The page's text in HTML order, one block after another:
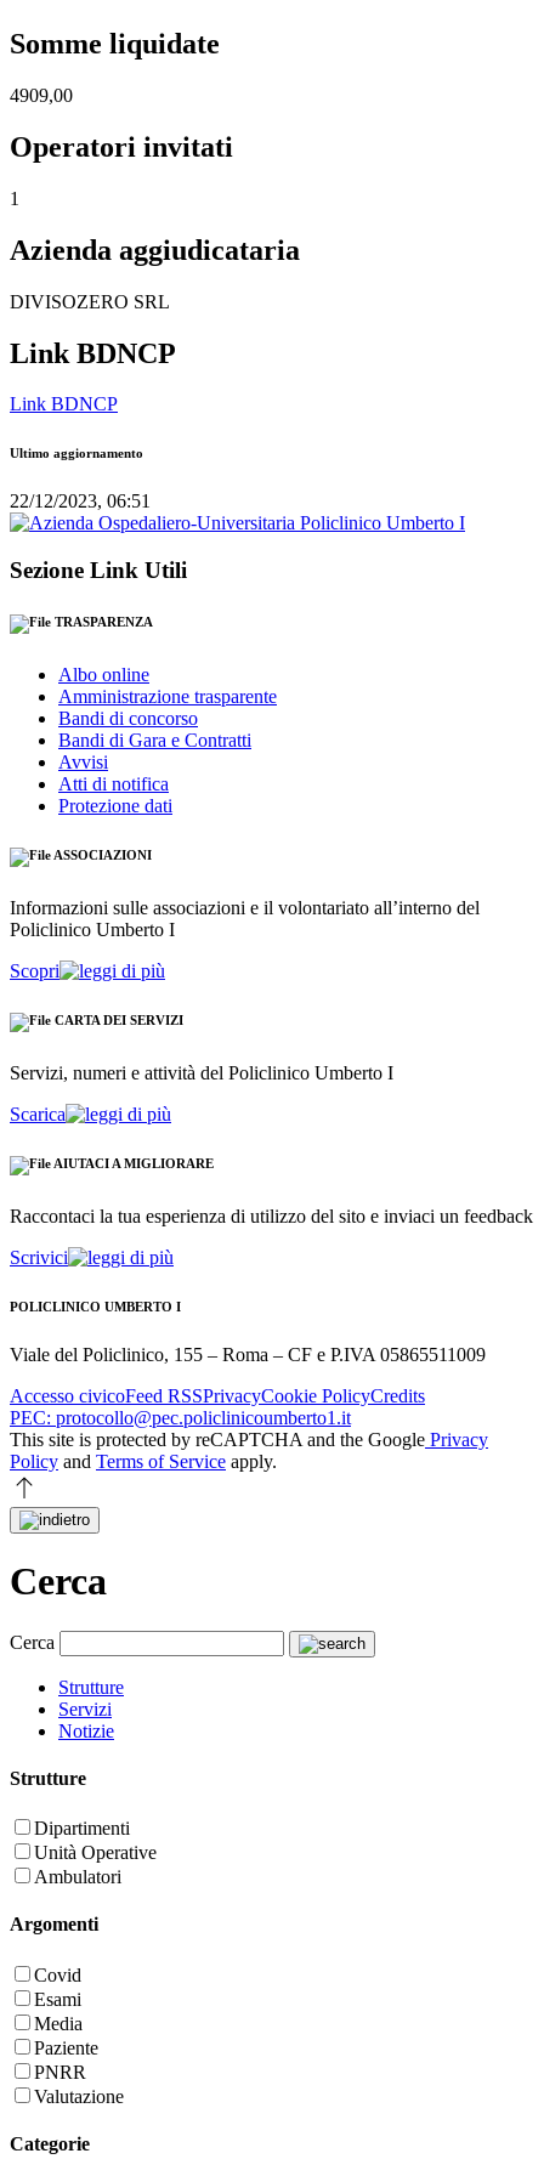
Somme liquidate
4909,00
Operatori invitati
1
Azienda aggiudicataria
DIVISOZERO SRL
Link BDNCP
Link BDNCP
Ultimo aggiornamento
22/12/2023, 06:51
Sezione Link Utili
TRASPARENZA
Albo online
Amministrazione trasparente
Bandi di concorso
Bandi di Gara e Contratti
Avvisi
Atti di notifica
Protezione dati
ASSOCIAZIONI
Informazioni sulle associazioni e il volontariato all’interno del
Policlinico Umberto I
Scopri
CARTA DEI SERVIZI
Servizi, numeri e attività del Policlinico Umberto I
Scarica
AIUTACI A MIGLIORARE
Raccontaci la tua esperienza di utilizzo del sito e inviaci un feedback
Scrivici
POLICLINICO UMBERTO I
Viale del Policlinico, 155 – Roma – CF e P.IVA 05865511009
Accesso civicoFeed RSSPrivacyCookie PolicyCredits
PEC: protocollo@pec.policlinicoumberto1.it
This site is protected by reCAPTCHA and the Google Privacy
Policy and Terms of Service apply.
Cerca
Cerca
Strutture
Servizi
Notizie
Strutture
Dipartimenti
Unità Operative
Ambulatori
Argomenti
Covid
Esami
Media
Paziente
PNRR
Valutazione
Categorie